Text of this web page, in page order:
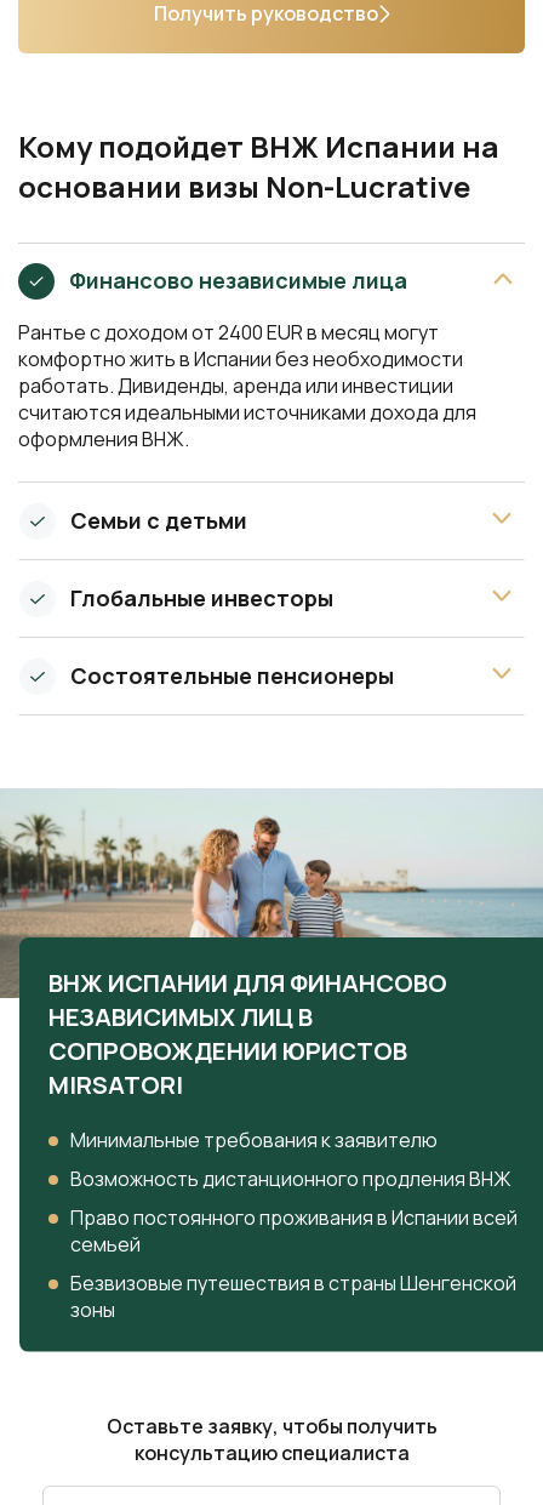
Получить руководство
Кому подойдет ВНЖ Испании на
основании визы Non-Lucrative
Финансово независимые лица
Рантье с доходом от 2400 EUR в месяц могут
комфортно жить в Испании без необходимости
работать. Дивиденды, аренда или инвестиции
считаются идеальными источниками дохода для
оформления ВНЖ.
Семьи с детьми
Глобальные инвесторы
Состоятельные пенсионеры
ВНЖ ИСПАНИИ ДЛЯ ФИНАНСОВО
НЕЗАВИСИМЫХ ЛИЦ В
СОПРОВОЖДЕНИИ ЮРИСТОВ
MIRSATORI
Минимальные требования к заявителю
Возможность дистанционного продления ВНЖ
Право постоянного проживания в Испании всей
семьей
Безвизовые путешествия в страны Шенгенской
зоны
Оставьте заявку, чтобы получить
консультацию специалиста